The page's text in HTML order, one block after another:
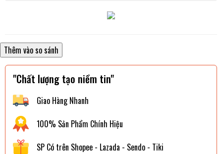
"Chất lượng tạo niềm tin"
Giao Hàng Nhanh
100% Sản Phẩm Chính Hiệu
SP Có trên Shopee - Lazada - Sendo - Tiki